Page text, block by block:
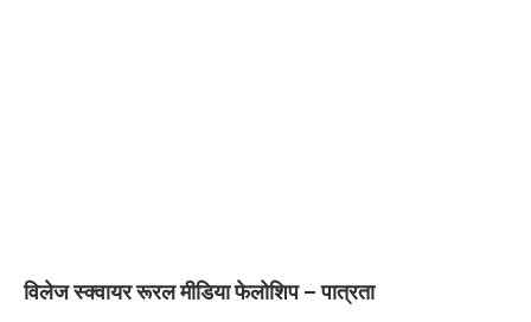
विलेज स्क्वायर रूरल मीडिया फेलोशिप–पात्रता